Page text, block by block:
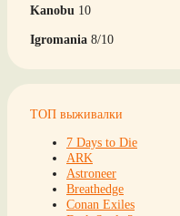
Kanobu 10
Igromania 8/10
ТОП выживалки
7 Days to Die
ARK
Astroneer
Breathedge
Conan Exiles